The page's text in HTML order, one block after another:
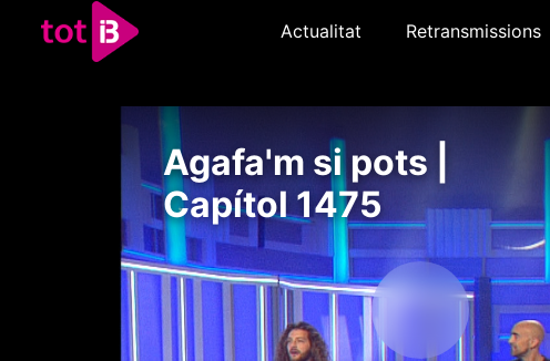
Actualitat Retransmissions
Agafa'm si pots |
Capítol 1475